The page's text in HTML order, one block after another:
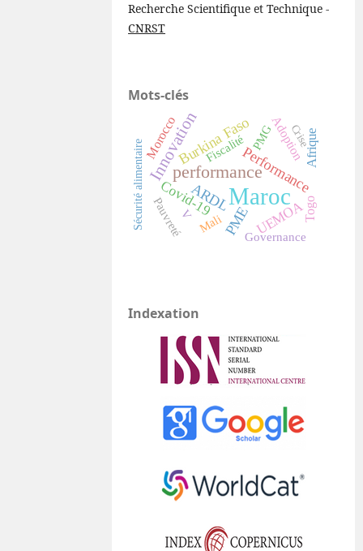
Recherche Scientifique et Technique -
CNRST
Mots-clés
Maroc
performance
Innovation Performance
Burkina Faso
ARDL
PME
Covid-19 UEMOA
Afrique
Morocco Adoption
Togo
Pauvreté
Fiscalité
V Mali
Governance
PMG
Sécurité alimentaire
Crise
Indexation